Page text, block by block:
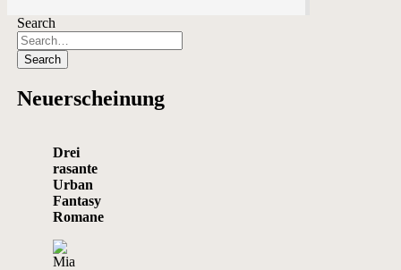
Search
Neuerscheinung
Drei
rasante
Urban
Fantasy
Romane